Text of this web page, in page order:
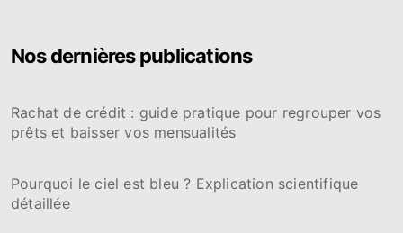
Nos dernières publications
Rachat de crédit : guide pratique pour regrouper vos
prêts et baisser vos mensualités
Pourquoi le ciel est bleu ? Explication scientifique
détaillée